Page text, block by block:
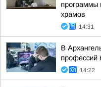
программы
храмов
14:31
В
профессий
14:22